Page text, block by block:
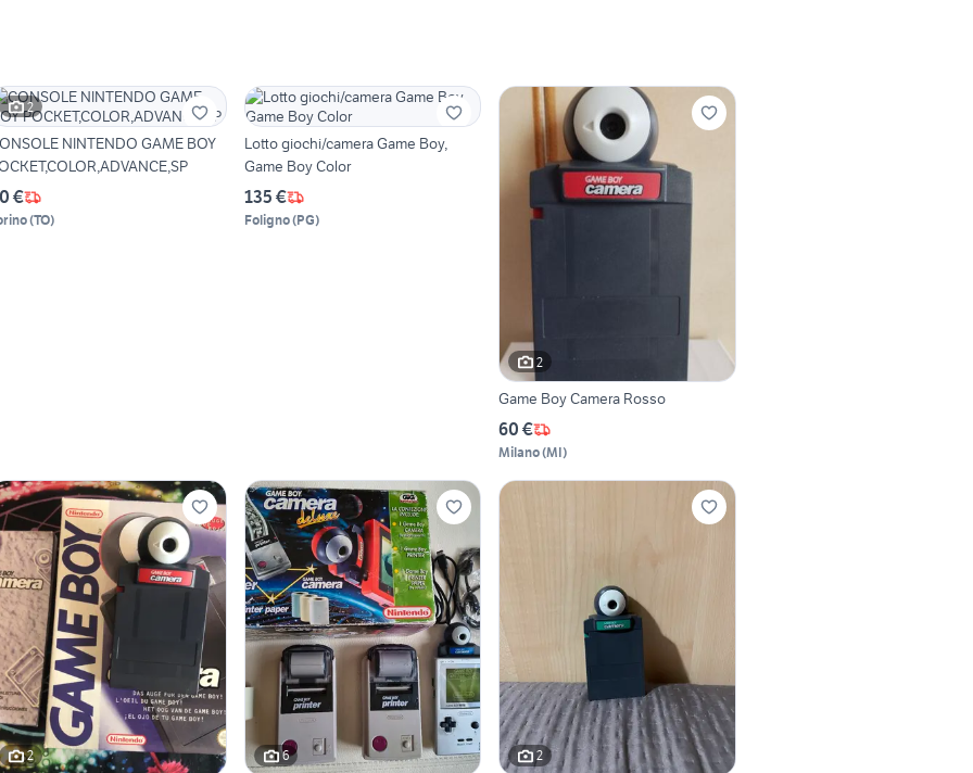
2
NINTENDO GAME BOY
€
(TO)
Lotto giochi/camera Game Boy,
Game Boy Color
135 €
Foligno(PG)
2
Game Boy Camera Rosso
60 €
Milano(MI)
2 6 2